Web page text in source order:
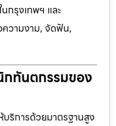
กรุงเทพฯ และ
วามงาม, จัดฟัน,
กทันตกรรมของ
บริการด้วยมาตรฐานสูง